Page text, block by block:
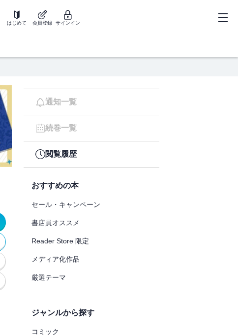
はじめて 会員登録 サインイン
通知一覧
続巻一覧
閲覧履歴
おすすめの本
セール・キャンペーン
書店員オススメ
Reader Store 限定
メディア化作品
厳選テーマ
ジャンルから探す
コミック